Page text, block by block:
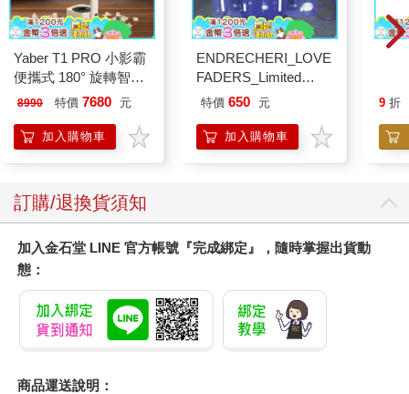
Yaber T1 PRO 小影霸
便攜式 180° 旋轉智能
投影機
8990 特價 7680 元
加入購物車
ENDRECHERI_LOVE
FADERS_Limited
Edition B（CD＋
特價 650 元
加入購物車
9 折
訂購/退換貨須知
加入金石堂 LINE 官方帳號『完成綁定』，隨時掌握出貨動
態：
商品運送說明：